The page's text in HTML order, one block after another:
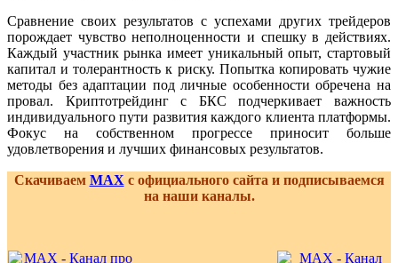
Сравнение своих результатов с успехами других трейдеров
порождает чувство неполноценности и спешку в действиях.
Каждый участник рынка имеет уникальный опыт, стартовый
капитал и толерантность к риску. Попытка копировать чужие
методы без адаптации под личные особенности обречена на
провал. Криптотрейдинг с БКС подчеркивает важность
индивидуального пути развития каждого клиента платформы.
Фокус на собственном прогрессе приносит больше
удовлетворения и лучших финансовых результатов.
Скачиваем MAX с официального сайта и подписываемся
на наши каналы.